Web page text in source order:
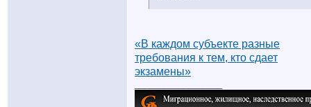
«В каждом субъекте разные
требования к тем, кто сдает
экзамены»